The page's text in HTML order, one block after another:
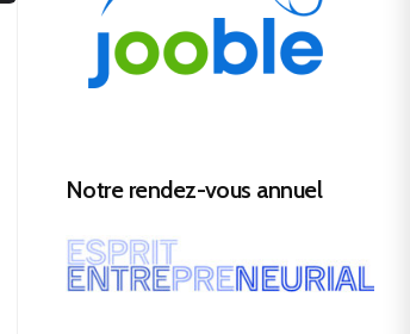
Notre rendez-vous annuel